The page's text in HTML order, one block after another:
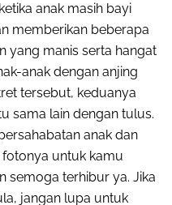
anak masih bayi
memberikan beberapa
yang manis serta hangat
anak dengan anjing
tersebut, keduanya
sama lain dengan tulus.
anak dan
untuk kamu
semoga terhibur ya. Jika
jangan lupa untuk